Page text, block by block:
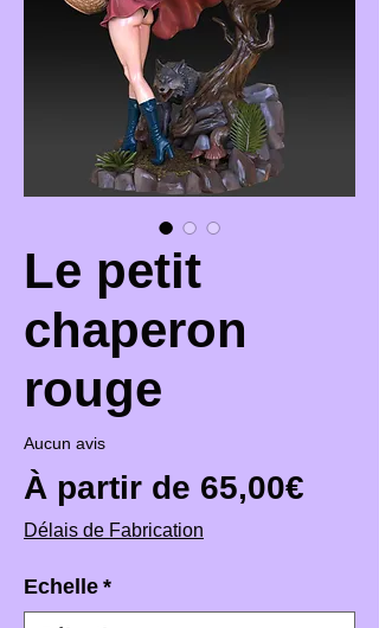
Le petit
chaperon
rouge
Aucun avis
À partir de 65,00€
Délais de Fabrication
Echelle *